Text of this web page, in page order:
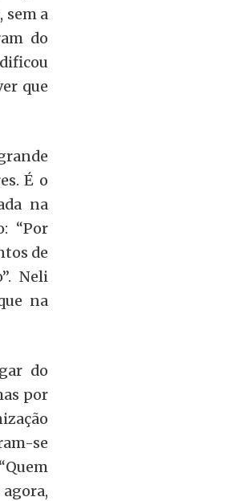
sem a
do
que
É o
na
“Por
de
Neli
na
do
por
se